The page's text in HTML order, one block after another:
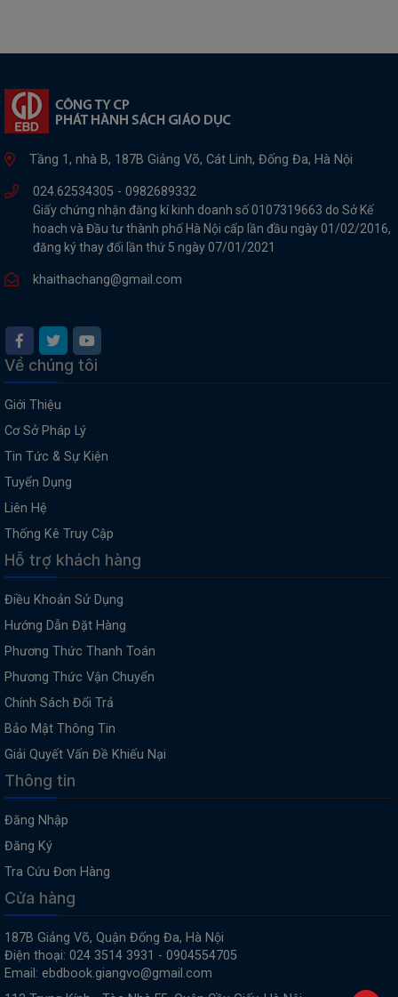
Tầng 1, nhà B, 187B Giảng Võ, Cát Linh, Đống Đa, Hà Nội
024.62534305 - 0982689332
Giấy chứng nhận đăng kí kinh doanh số 0107319663 do Sở Kế
hoach và Đầu tư thành phố Hà Nội cấp lần đầu ngày 01/02/2016,
đăng ký thay đổi lần thứ 5 ngày 07/01/2021
khaithachang@gmail.com
Về chúng tôi
Giới Thiệu
Cơ Sở Pháp Lý
Tin Tức & Sự Kiện
Tuyển Dụng
Liên Hệ
Thống Kê Truy Cập
Hỗ trợ khách hàng
Điều Khoản Sử Dụng
Hướng Dẫn Đặt Hàng
Phương Thức Thanh Toán
Phương Thức Vận Chuyển
Chính Sách Đổi Trả
Bảo Mật Thông Tin
Giải Quyết Vấn Đề Khiếu Nại
Thông tin
Đăng Nhập
Đăng Ký
Tra Cứu Đơn Hàng
Cửa hàng
187B Giảng Võ, Quận Đống Đa, Hà Nội
Điện thoại: 024 3514 3931 - 0904554705
Email: ebdbook.giangvo@gmail.com